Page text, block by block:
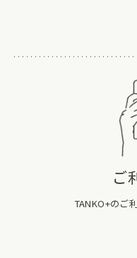
ご
TANKO+のご